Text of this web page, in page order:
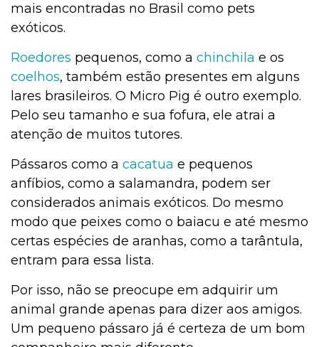
mais encontradas no Brasil como pets
exóticos.
Roedores pequenos, como a chinchila e os
coelhos, também estão presentes em alguns
lares brasileiros. O Micro Pig é outro exemplo.
Pelo seu tamanho e sua fofura, ele atrai a
atenção de muitos tutores.
Pássaros como a cacatua e pequenos
anfíbios, como a salamandra, podem ser
considerados animais exóticos. Do mesmo
modo que peixes como o baiacu e até mesmo
certas espécies de aranhas, como a tarântula,
entram para essa lista.
Por isso, não se preocupe em adquirir um
animal grande apenas para dizer aos amigos.
Um pequeno pássaro já é certeza de um bom